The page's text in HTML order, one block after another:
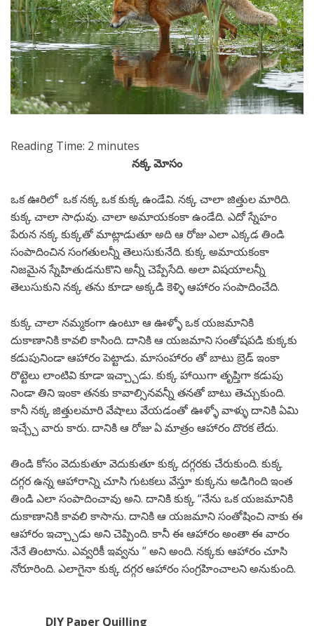
Reading Time: 2 minutes
నక్క మోసం
ఒక ఊరిలో ఒక నక్క ఒక కుక్క ఉండేవి. నక్క చాలా జిత్తుల మారిది.
కుక్క చాలా సాధువు. చాలా అమాయకంకా ఉండేది. ఎదో స్నేహం
పేరున నక్క కుక్కతో మాట్లాడుతూ అది ఆ రోజు ఎలా ఎక్కడ తిండి
సంపాదించిన సంగతులన్నీ తెలుసుకునేది. కుక్క అమాయకంకా
నిజమైన స్నేహితుడనుకొని అన్నీ చెప్పేసేది. అలా విషయాలన్నీ
తెలుసుకుని నక్క తను కూడా అక్కడి కెళ్ళి ఆహారం సంపాదించేది.
కుక్క చాలా నమ్మకంగా ఉంటూ ఆ ఊళ్ళో ఒక యజమానికి
దుకాణానికి కావలి కాసింది. దానికి ఆ యజమాని సంతోషపడి కుక్కకు
కడుపునిండా ఆహారం పెట్టాడు. మాసంహారం తో బాటు బ్రెడ్ ఇంకా
రొట్టెలు లాంటివి కూడా ఇచ్చ్చాడు. కుక్క హాయిగా తృప్తిగా కడుపు
నిండా తిని ఇంకా తనకు కావాల్సినవన్నీ తనతో బాటు తెచ్చుకుంది.
కానీ నక్క జిత్తులమారి వేషాలు వేయడంతో ఊళ్ళో వాళ్ళు దానికి ఏమి
ఇచ్చ్చే వారు కారు. దానికి ఆ రోజు ఏ మాత్రం ఆహారం దొరక లేదు.
తిండి కోసం వెదుకుతూ వెదుకుతూ కుక్క దగ్గరకు చేరుకుంది. కుక్క
దగ్గర ఉన్న ఆహారాన్ని చూసి గుటకలు వేస్తూ కుక్కను అడిగింది ఇంత
తిండి ఎలా సంపాదించావు అని. దానికి కుక్క “నేను ఒక యజమానికి
దుకాణానికి కావలి కాసాను. దానికి ఆ యజమాని సంతోషించి నాకు ఈ
ఆహారం ఇచ్చ్చాడు అని చెప్పింది. కానీ ఈ ఆహారం అంతా ఈ వారం
నేనే తింటాను. ఎవ్వరికీ ఇవ్వను ” అని అంది. నక్కకు ఆహారం చూసి
నోరూరింది. ఎలాగైనా కుక్క దగ్గర ఆహారం సంగ్రహించాలని అనుకుంది.
DIY Paper Quilling